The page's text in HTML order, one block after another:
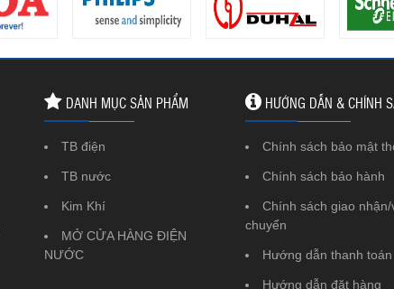
HƯỚNG DẪN & CHÍNH
Chính sách bảo mật
Chính sách bảo hành
Chính sách giao nhận/
chuyển
Hướng dẫn thanh toán
Hướng dẫn đặt hàng
DANH MỤC SẢN PHẨM
TB điện
TB nước
Kim Khí
MỞ CỬA HÀNG ĐIỆN
NƯỚC